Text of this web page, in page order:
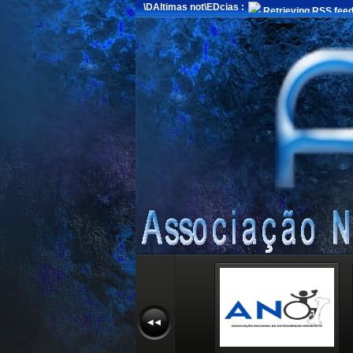
\DAltimas not\EDcias : Retrieving RSS